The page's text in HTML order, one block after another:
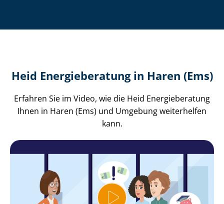
Heid Energieberatung in Haren (Ems)
Erfahren Sie im Video, wie die Heid Energieberatung
Ihnen in Haren (Ems) und Umgebung weiterhelfen
kann.